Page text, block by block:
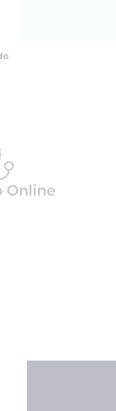
Online